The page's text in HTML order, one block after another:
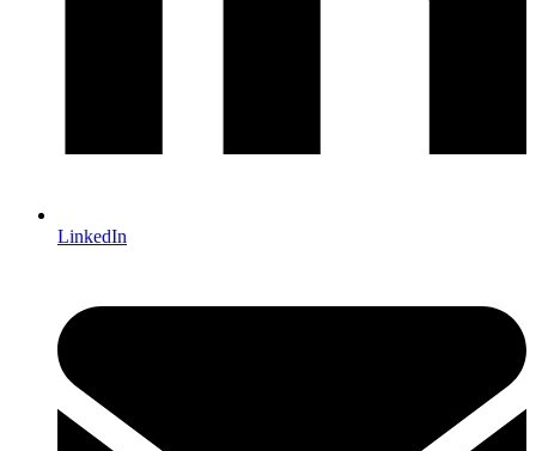
LinkedIn